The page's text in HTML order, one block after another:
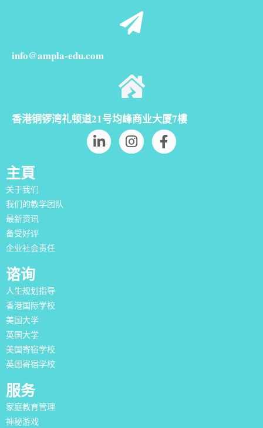
info@ampla-edu.com
香港铜锣湾礼顿道21号均峰商业大厦7樓
主頁
关于我们
我们的教学团队
最新资讯
备受好评
企业社会责任
谘询
人生规划指导
香港国际学校
美国大学
英国大学
美国寄宿学校
英国寄宿学校
服务
家庭教育管理
神秘游戏